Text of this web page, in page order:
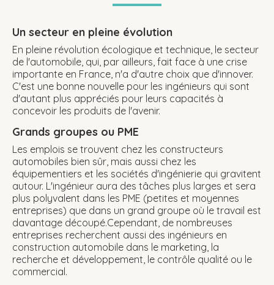
Un secteur en pleine évolution
En pleine révolution écologique et technique, le secteur
de l'automobile, qui, par ailleurs, fait face à une crise
importante en France, n'a d'autre choix que d'innover.
C'est une bonne nouvelle pour les ingénieurs qui sont
d'autant plus appréciés pour leurs capacités à
concevoir les produits de l'avenir.
Grands groupes ou PME
Les emplois se trouvent chez les constructeurs
automobiles bien sûr, mais aussi chez les
équipementiers et les sociétés d'ingénierie qui gravitent
autour. L'ingénieur aura des tâches plus larges et sera
plus polyvalent dans les PME (petites et moyennes
entreprises) que dans un grand groupe où le travail est
davantage découpé.Cependant, de nombreuses
entreprises recherchent aussi des ingénieurs en
construction automobile dans le marketing, la
recherche et développement, le contrôle qualité ou le
commercial.